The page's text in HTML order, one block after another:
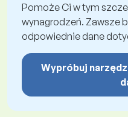
Pomoże Ci w tym
wynagrodzeń. Zawsze
odpowiednie dane
Wypróbuj